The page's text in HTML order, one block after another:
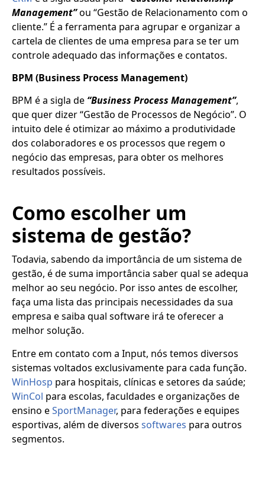
Management”ou “Gestão de Relacionamento com o
cliente.” É a ferramenta para agrupar e organizar a
cartela de clientes de uma empresa para se ter um
controle adequado das informações e contatos.
BPM (Business Process Management)
BPM é a sigla de “Business Process Management”,
que quer dizer “Gestão de Processos de Negócio”. O
intuito dele é otimizar ao máximo a produtividade
dos colaboradores e os processos que regem o
negócio das empresas, para obter os melhores
resultados possíveis.
Como escolher um
sistema de gestão?
Todavia, sabendo da importância de um sistema de
gestão, é de suma importância saber qual se adequa
melhor ao seu negócio. Por isso antes de escolher,
faça uma lista das principais necessidades da sua
empresa e saiba qual software irá te oferecer a
melhor solução.
Entre em contato com a Input, nós temos diversos
sistemas voltados exclusivamente para cada função.
WinHosp para hospitais, clínicas e setores da saúde;
WinCol para escolas, faculdades e organizações de
ensino eSportManager, para federações e equipes
esportivas, além de diversos softwares para outros
segmentos.